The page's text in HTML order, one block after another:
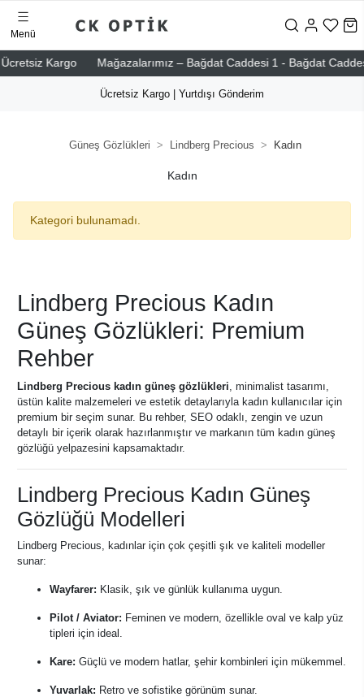
Kargo Mağazalarımız – Bağdat Caddesi 1 - Bağdat
Menü
Ücretsiz Kargo | Yurtdışı Gönderim
Güneş Gözlükleri Lindberg Precious Kadın
Kadın
Kategori bulunamadı.
Lindberg Precious Kadın
Güneş Gözlükleri: Premium
Rehber
Lindberg Precious kadın güneş gözlükleri, minimalist tasarımı,
üstün kalite malzemeleri ve estetik detaylarıyla kadın kullanıcılar için
premium bir seçim sunar. Bu rehber, SEO odaklı, zengin ve uzun
detaylı bir içerik olarak hazırlanmıştır ve markanın tüm kadın güneş
gözlüğü yelpazesini kapsamaktadır.
Lindberg Precious Kadın Güneş
Gözlüğü Modelleri
Lindberg Precious, kadınlar için çok çeşitli şık ve kaliteli modeller
sunar:
Wayfarer: Klasik, şık ve günlük kullanıma uygun.
Pilot / Aviator: Feminen ve modern, özellikle oval ve kalp yüz
tipleri için ideal.
Kare: Güçlü ve modern hatlar, şehir kombinleri için mükemmel.
Yuvarlak: Retro ve sofistike görünüm sunar.